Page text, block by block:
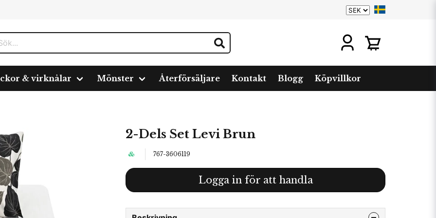
& virknålar Mönster Återförsäljare Kontakt Blogg Köpvillkor
2-Dels Set Levi Brun
767-3606119
Logga in för att handla